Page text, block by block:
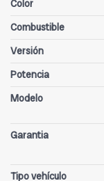
Color
Combustible
Versión
Potencia
Modelo
Garantia
Tipo vehículo